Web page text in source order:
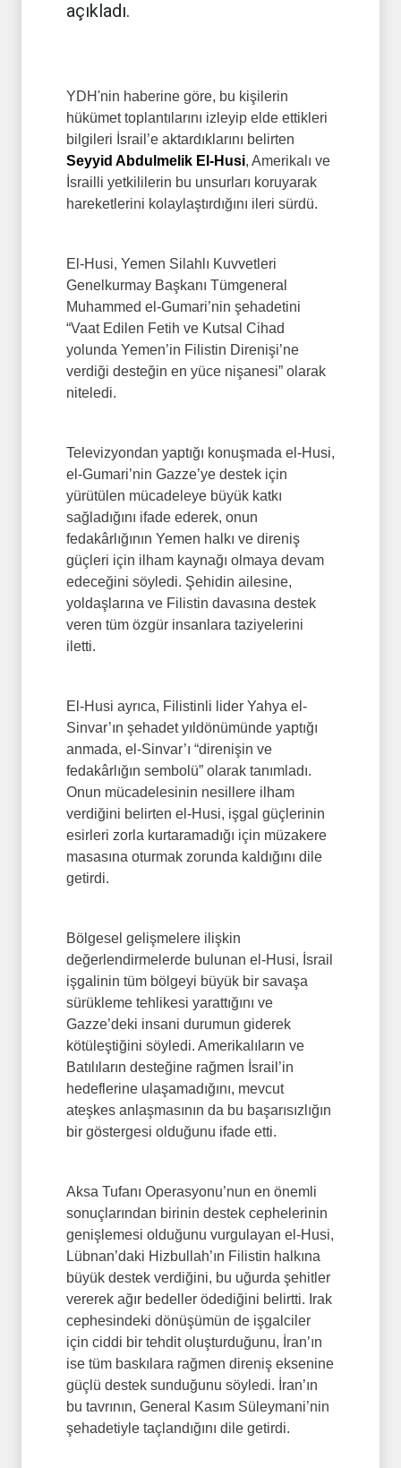
açıkladı.
YDH'nin haberine göre, bu kişilerin
hükümet toplantılarını izleyip elde ettikleri
bilgileri İsrail’e aktardıklarını belirten
Seyyid Abdulmelik El-Husi, Amerikalı ve
İsrailli yetkililerin bu unsurları koruyarak
hareketlerini kolaylaştırdığını ileri sürdü.
El-Husi, Yemen Silahlı Kuvvetleri
Genelkurmay Başkanı Tümgeneral
Muhammed el-Gumari’nin şehadetini
“Vaat Edilen Fetih ve Kutsal Cihad
yolunda Yemen’in Filistin Direnişi’ne
verdiği desteğin en yüce nişanesi” olarak
niteledi.
Televizyondan yaptığı konuşmada el-Husi,
el-Gumari’nin Gazze’ye destek için
yürütülen mücadeleye büyük katkı
sağladığını ifade ederek, onun
fedakârlığının Yemen halkı ve direniş
güçleri için ilham kaynağı olmaya devam
edeceğini söyledi. Şehidin ailesine,
yoldaşlarına ve Filistin davasına destek
veren tüm özgür insanlara taziyelerini
iletti.
El-Husi ayrıca, Filistinli lider Yahya el-
Sinvar’ın şehadet yıldönümünde yaptığı
anmada, el-Sinvar’ı “direnişin ve
fedakârlığın sembolü” olarak tanımladı.
Onun mücadelesinin nesillere ilham
verdiğini belirten el-Husi, işgal güçlerinin
esirleri zorla kurtaramadığı için müzakere
masasına oturmak zorunda kaldığını dile
getirdi.
Bölgesel gelişmelere ilişkin
değerlendirmelerde bulunan el-Husi, İsrail
işgalinin tüm bölgeyi büyük bir savaşa
sürükleme tehlikesi yarattığını ve
Gazze’deki insani durumun giderek
kötüleştiğini söyledi. Amerikalıların ve
Batılıların desteğine rağmen İsrail’in
hedeflerine ulaşamadığını, mevcut
ateşkes anlaşmasının da bu başarısızlığın
bir göstergesi olduğunu ifade etti.
Aksa Tufanı Operasyonu’nun en önemli
sonuçlarından birinin destek cephelerinin
genişlemesi olduğunu vurgulayan el-Husi,
Lübnan’daki Hizbullah’ın Filistin halkına
büyük destek verdiğini, bu uğurda şehitler
vererek ağır bedeller ödediğini belirtti. Irak
cephesindeki dönüşümün de işgalciler
için ciddi bir tehdit oluşturduğunu, İran’ın
ise tüm baskılara rağmen direniş eksenine
güçlü destek sunduğunu söyledi. İran’ın
bu tavrının, General Kasım Süleymani’nin
şehadetiyle taçlandığını dile getirdi.